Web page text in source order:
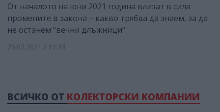
От началото на юни 2021 година влизат в сила
промените в закона – какво трябва да знаем, за да
не останем “вечни длъжници“
25.02.2021 / 11:33
ВСИЧКО ОТ КОЛЕКТОРСКИ КОМПАНИИ